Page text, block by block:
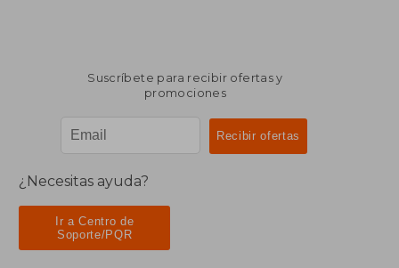
Suscríbete para recibir ofertas y
promociones
¿Necesitas ayuda?
Ir a Centro de
Soporte/PQR